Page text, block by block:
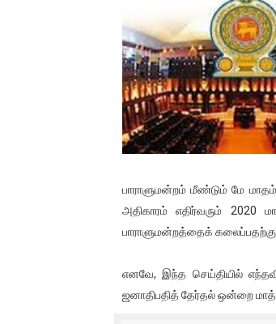
01/11/2021
பாலச்சந்திரன்
பிரிட்டனால்
சிறுமியை
பிரபல நடிகை
பாராளுமன்றம் மீண்டும் மே
அதிகாரம் எதிர்வரும் 2020
பாராளுமன்றத்தைக் கலைப்பதற்கு
எனவே, இந்த செய்தியில்
ஜனாதிபதித் தேர்தல் ஒன்றை